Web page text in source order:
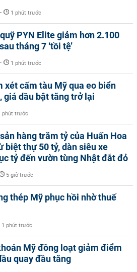
- 1 phút trước
PYN Elite giảm hơn 2.100
tháng 7 ‘tồi tệ’
- 1 phút trước
xét cấm tàu Mỹ qua eo biển
giá dầu bật tăng trở lại
phút trước
hàng trăm tỷ của Huấn Hoa
biệt thự 50 tỷ, dàn siêu xe
tỷ đến vườn tùng Nhật đắt đỏ
5 giờ trước
thép Mỹ phục hồi nhờ thuế
1 phút trước
Mỹ đồng loạt giảm điểm
quay đầu tăng